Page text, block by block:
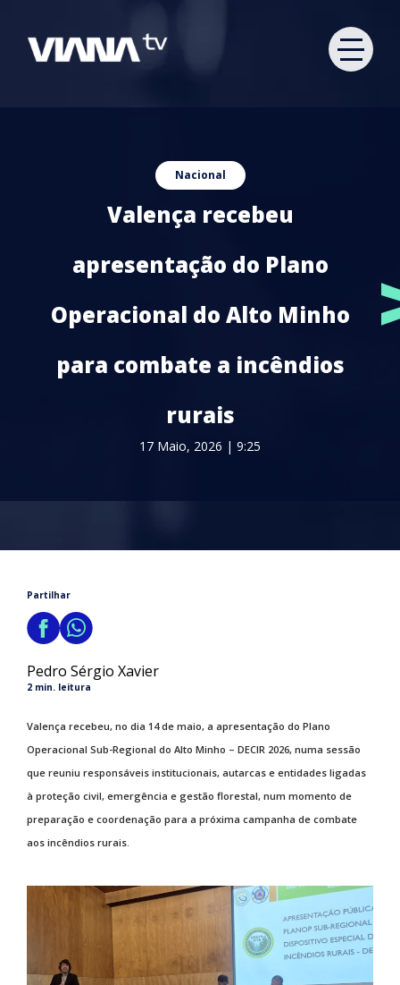
Nacional
Valença recebeu
apresentação do Plano
Operacional do Alto Minho
para combate a incêndios
rurais
17 Maio, 2026 | 9:25
Partilhar
Pedro Sérgio Xavier
2 min. leitura
Valença recebeu, no dia 14 de maio, a apresentação do Plano
Operacional Sub-Regional do Alto Minho – DECIR 2026, numa sessão
que reuniu responsáveis institucionais, autarcas e entidades ligadas
à proteção civil, emergência e gestão florestal, num momento de
preparação e coordenação para a próxima campanha de combate
aos incêndios rurais.